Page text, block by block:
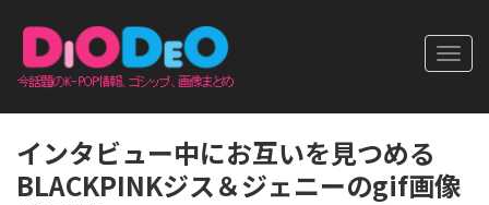
インタビュー中にお互いを見つめる
BLACKPINKジス＆ジェニーのgif画像